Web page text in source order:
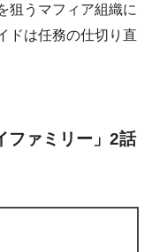
狙うマフィア組織に
ドは任務の仕切り直
ファミリー」2話